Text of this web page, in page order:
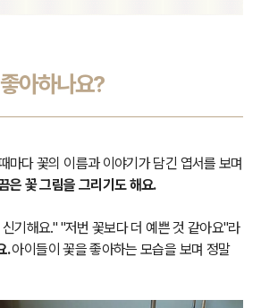
아하나요?
마다 꽃의 이름과 이야기가 담긴 엽서를 보며
은 꽃 그림을 그리기도 해요.
기해요." "저번 꽃보다 더 예쁜 것 같아요"라
.아이들이 꽃을 좋아하는 모습을 보며 정말